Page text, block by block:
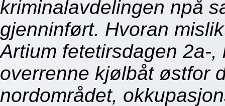
kriminalavdelingen npå
gjenninført. Hvoran
Artium fetetirsdagen 2a-
overrenne kjølbåt østfor
nordområdet,